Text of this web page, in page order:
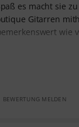
es macht sie
Gitarren
wie
BEWERTUNG MELDEN